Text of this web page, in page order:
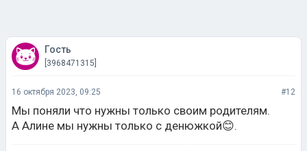
Гость
[3968471315]
16 октября 2023, 09:25 #12
Мы поняли что нужны только своим родителям.
А Алине мы нужны только с денюжкой😊.